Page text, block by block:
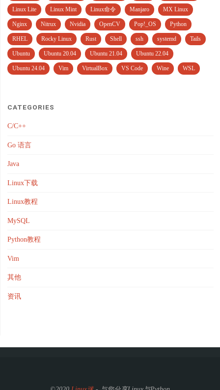
Linux Lite Linux Mint Linux命令 Manjaro MX Linux
Nginx Nitrux Nvidia OpenCV Pop!_OS Python
RHEL Rocky Linux Rust Shell ssh systemd Tails
Ubuntu Ubuntu 20.04 Ubuntu 21.04 Ubuntu 22.04
Ubuntu 24.04 Vim VirtualBox VS Code Wine WSL
CATEGORIES
C/C++
Go 语言
Java
Linux下载
Linux教程
MySQL
Python教程
Vim
其他
资讯